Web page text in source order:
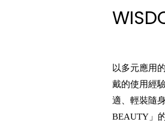
以多元應用
戴的使用經
適、輕裝隨
BEAUTY」